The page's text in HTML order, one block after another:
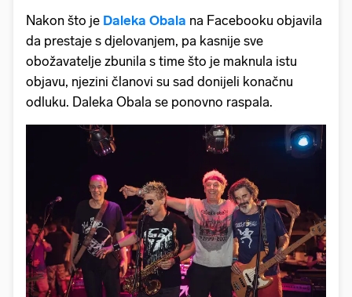
Nakon što je Daleka Obala na Facebooku objavila
da prestaje s djelovanjem, pa kasnije sve
obožavatelje zbunila s time što je maknula istu
objavu, njezini članovi su sad donijeli konačnu
odluku. Daleka Obala se ponovno raspala.